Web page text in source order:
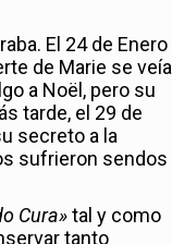
El 24 de Enero
de Marie se veía
a Noël, pero su
tarde, el 29 de
secreto a la
sufrieron sendos
Cura»tal y como
tanto